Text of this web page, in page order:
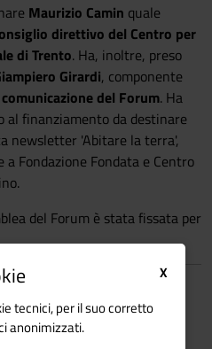
Maurizio Camin quale
direttivo del Centro per
di Trento. Ha, inoltre, preso
Girardi, componente
del Forum. Ha
finanziamento da destinare
newsletter 'Abitare la terra',
Fondazione Fondata e Centro
del Forum è stata fissata per
X
tecnici, per il suo corretto
anonimizzati.